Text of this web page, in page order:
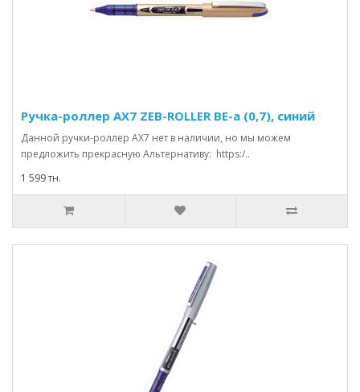
Ручка-роллер AX7 ZEB-ROLLER BE-a (0,7), синий
Данной ручки-роллер АХ7 нет в наличии, но мы можем
предложить прекрасную Альтернативу: https:/..
1 599 тн.